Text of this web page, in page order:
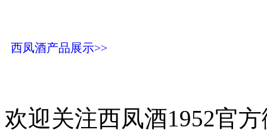
西凤酒产品展示>>
欢迎关注西凤酒1952官